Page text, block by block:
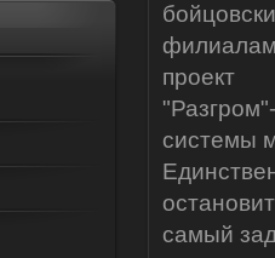
проект
системы
самый